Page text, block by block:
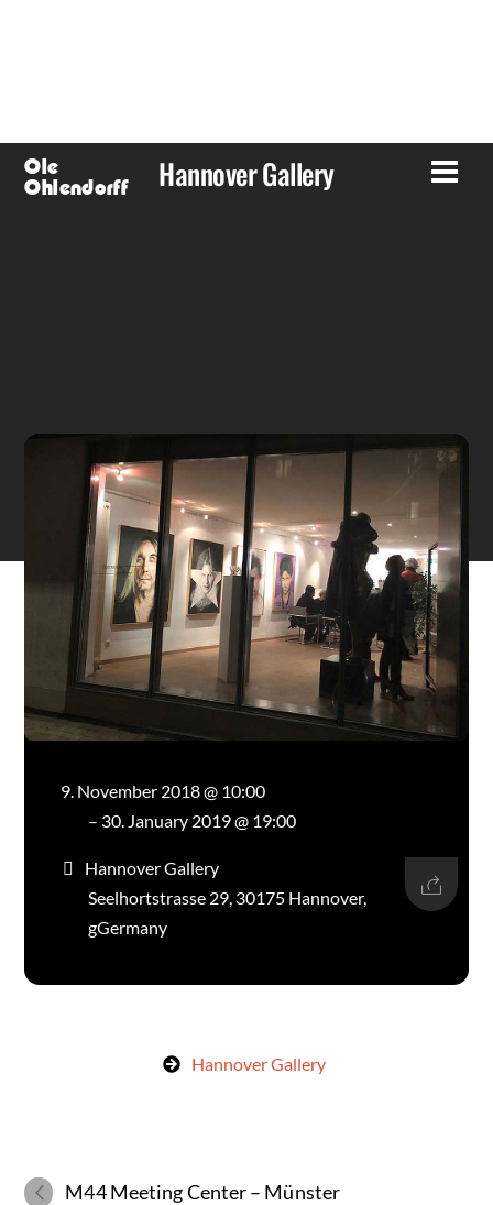
Ole
Ohlendorff
Hannover Gallery
9. November 2018 @ 10:00
– 30. January 2019 @ 19:00
Hannover Gallery
Seelhortstrasse 29, 30175 Hannover,
gGermany
Hannover Gallery
M44 Meeting Center
Münster